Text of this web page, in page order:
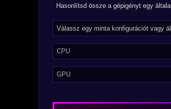
Hasonlítsd össze a gépigényt egy
CPU
GPU